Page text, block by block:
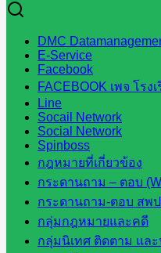
DMC
E-Service
Facebook
FACEBOOK เพจ โรง
Line
Socail Network
Social Network
Spinboss
กฎหมายที่เกี่ยวข้อง
กระดานถาม – ตอบ
กระดานถาม-ตอบ สพป
กลุ่มกฎหมายและคดี
กลุ่มนิเทศ ติดตาม แล
จังหวัดเพชรบูรณ์ ส
ขอนแก่น กิจกรรม
Equity Summit โ
การขับเคลื่อนโรง
พื้นที่ (TSQM-A)
สิงหาคม 28, 2024สิงหา
ตามฯ ,วารสาร ประชาสัมพั